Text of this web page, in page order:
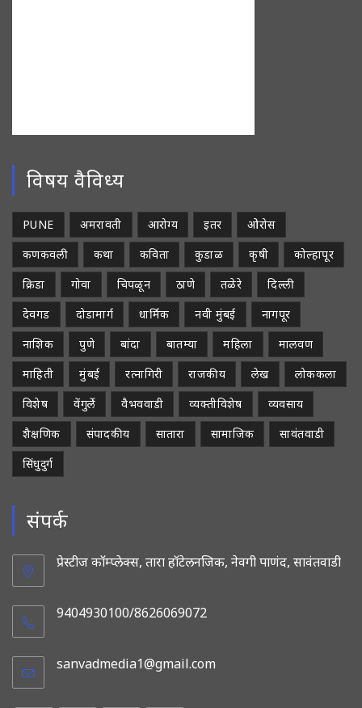
विषय वैविध्य
PUNE अमरावती आरोग्य इतर
ओरोस
कणकवली
कथा कविता कुडाळ कृषी
कोल्हापूर
क्रिडा
गोवा चिपळून ठाणे तळेरे
दिल्ली
देवगड
दोडामार्ग धार्मिक नवी मुंबई
नागपूर
नाशिक
पुणे बांदा बातम्या महिला
मालवण
माहिती
मुंबई रत्नागिरी राजकीय लेख
लोककला
विशेष
वेंगुर्ले वैभववाडी व्यक्तीविशेष
व्यवसाय
शैक्षणिक
संपादकीय सातारा सामाजिक
सावंतवाडी
सिंधुदुर्ग
संपर्क
प्रेस्टीज कॉम्प्लेक्स, तारा हॉटेलनजिक, नेवगी पाणंद, सावंतवाडी
9404930100/8626069072
sanvadmedia1@gmail.com